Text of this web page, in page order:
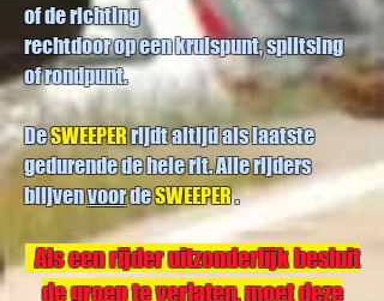
of de richting
rechtdoor op een kruispunt, splitsing
of rondpunt.
DeSWEEPERrijdt altijd als laatste
gedurende de hele rit.Alle rijders
blijvenvoordeSWEEPER.
Als een rijder uitzonderlijk besluit
de groep te verlaten, moet deze